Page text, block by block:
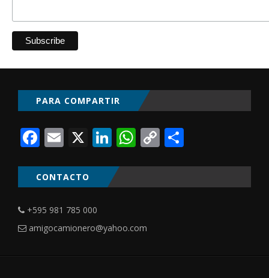
PARA COMPARTIR
Facebook
Email
X LinkedIn
WhatsApp
Copy
CONTACTO
+595 981 785 000
amigocamionero@yahoo.com